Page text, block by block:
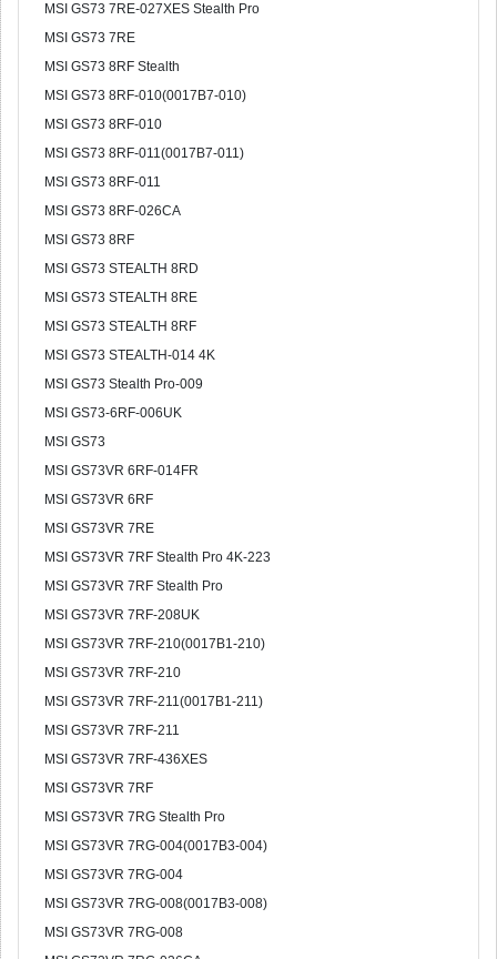
MSI GS73 7RE-027XES Stealth Pro
MSI GS73 7RE
MSI GS73 8RF Stealth
MSI GS73 8RF-010(0017B7-010)
MSI GS73 8RF-010
MSI GS73 8RF-011(0017B7-011)
MSI GS73 8RF-011
MSI GS73 8RF-026CA
MSI GS73 8RF
MSI GS73 STEALTH 8RD
MSI GS73 STEALTH 8RE
MSI GS73 STEALTH 8RF
MSI GS73 STEALTH-014 4K
MSI GS73 Stealth Pro-009
MSI GS73-6RF-006UK
MSI GS73
MSI GS73VR 6RF-014FR
MSI GS73VR 6RF
MSI GS73VR 7RE
MSI GS73VR 7RF Stealth Pro 4K-223
MSI GS73VR 7RF Stealth Pro
MSI GS73VR 7RF-208UK
MSI GS73VR 7RF-210(0017B1-210)
MSI GS73VR 7RF-210
MSI GS73VR 7RF-211(0017B1-211)
MSI GS73VR 7RF-211
MSI GS73VR 7RF-436XES
MSI GS73VR 7RF
MSI GS73VR 7RG Stealth Pro
MSI GS73VR 7RG-004(0017B3-004)
MSI GS73VR 7RG-004
MSI GS73VR 7RG-008(0017B3-008)
MSI GS73VR 7RG-008